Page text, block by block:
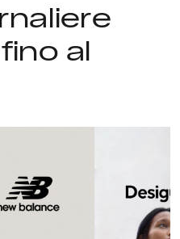
al